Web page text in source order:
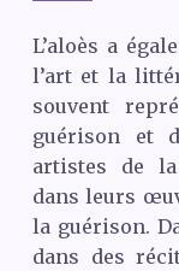
L’aloès a
l’art et la
souvent
guérison et
artistes de la
dans leurs
la guérison.
dans des